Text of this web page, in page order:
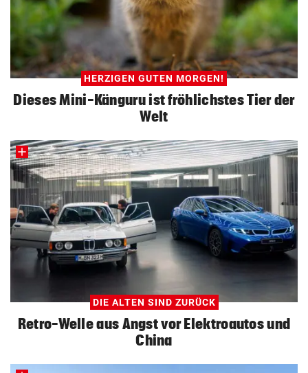
HERZIGEN GUTEN MORGEN!
Dieses Mini-Känguru ist fröhlichstes Tier der
Welt
DIE ALTEN SIND ZURÜCK
Retro-Welle aus Angst vor Elektroautos und
China